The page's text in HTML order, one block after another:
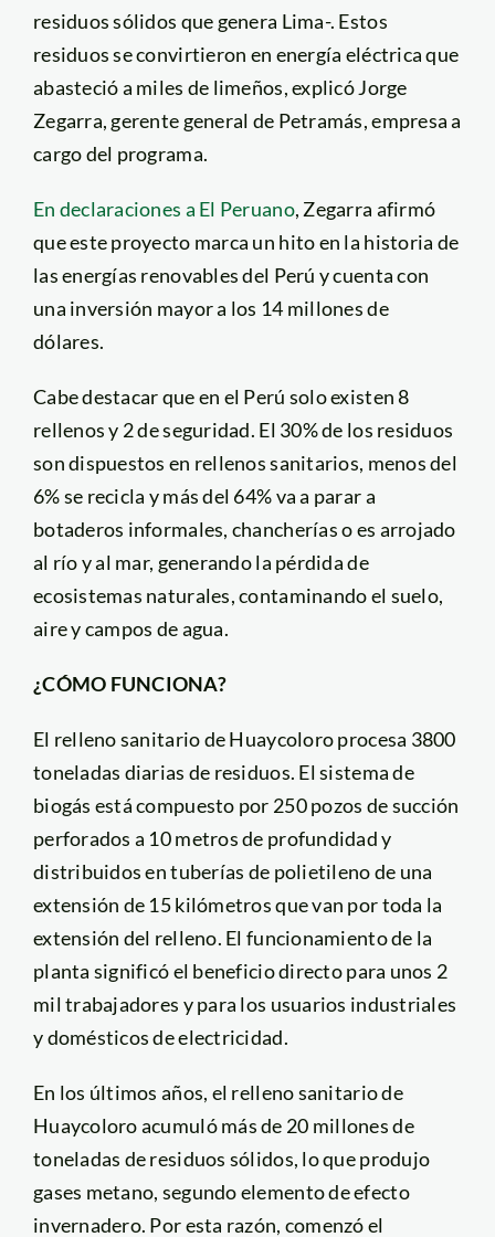
residuos sólidos que genera Lima-. Estos
residuos se convirtieron en energía eléctrica que
abasteció a miles de limeños, explicó Jorge
Zegarra, gerente general de Petramás, empresa a
cargo del programa.
En declaraciones a El Peruano, Zegarra afirmó
que este proyecto marca un hito en la historia de
las energías renovables del Perú y cuenta con
una inversión mayor a los 14 millones de
dólares.
Cabe destacar que en el Perú solo existen 8
rellenos y 2 de seguridad. El 30% de los residuos
son dispuestos en rellenos sanitarios, menos del
6% se recicla y más del 64% va a parar a
botaderos informales, chancherías o es arrojado
al río y al mar, generando la pérdida de
ecosistemas naturales, contaminando el suelo,
aire y campos de agua.
¿CÓMO FUNCIONA?
El relleno sanitario de Huaycoloro procesa 3800
toneladas diarias de residuos. El sistema de
biogás está compuesto por 250 pozos de succión
perforados a 10 metros de profundidad y
distribuidos en tuberías de polietileno de una
extensión de 15 kilómetros que van por toda la
extensión del relleno. El funcionamiento de la
planta significó el beneficio directo para unos 2
mil trabajadores y para los usuarios industriales
y domésticos de electricidad.
En los últimos años, el relleno sanitario de
Huaycoloro acumuló más de 20 millones de
toneladas de residuos sólidos, lo que produjo
gases metano, segundo elemento de efecto
invernadero. Por esta razón, comenzó el